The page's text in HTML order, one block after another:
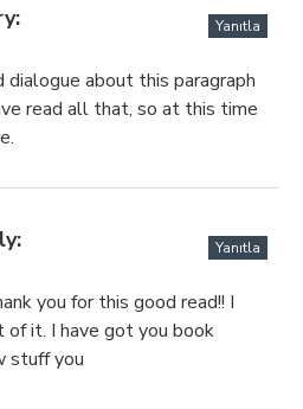
Yanıtla
dialogue about this paragraph
read all that, so at this time
Yanıtla
you for this good read!! I
it. I have got you book
stuff you